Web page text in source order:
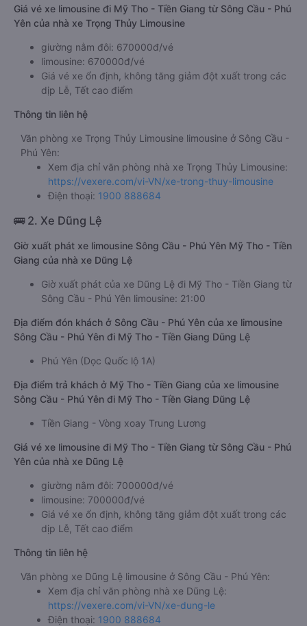
Giá vé xe limousine đi Mỹ Tho - Tiền Giang từ Sông Cầu - Phú
Yên của nhà xe Trọng Thủy Limousine
giường nằm đôi: 670000đ/vé
limousine: 670000đ/vé
Giá vé xe ổn định, không tăng giảm đột xuất trong các
dịp Lễ, Tết cao điểm
Thông tin liên hệ
Văn phòng xe Trọng Thủy Limousine limousine ở Sông Cầu -
Phú Yên:
Xem địa chỉ văn phòng nhà xe Trọng Thủy Limousine:
https://vexere.com/vi-VN/xe-trong-thuy-limousine
Điện thoại: 1900 888684
🚌 2. Xe Dũng Lệ
Giờ xuất phát xe limousine Sông Cầu - Phú Yên Mỹ Tho - Tiền
Giang của nhà xe Dũng Lệ
Giờ xuất phát của xe Dũng Lệ đi Mỹ Tho - Tiền Giang từ
Sông Cầu - Phú Yên limousine: 21:00
Địa điểm đón khách ở Sông Cầu - Phú Yên của xe limousine
Sông Cầu - Phú Yên đi Mỹ Tho - Tiền Giang Dũng Lệ
Phú Yên (Dọc Quốc lộ 1A)
Địa điểm trả khách ở Mỹ Tho - Tiền Giang của xe limousine
Sông Cầu - Phú Yên đi Mỹ Tho - Tiền Giang Dũng Lệ
Tiền Giang - Vòng xoay Trung Lương
Giá vé xe limousine đi Mỹ Tho - Tiền Giang từ Sông Cầu - Phú
Yên của nhà xe Dũng Lệ
giường nằm đôi: 700000đ/vé
limousine: 700000đ/vé
Giá vé xe ổn định, không tăng giảm đột xuất trong các
dịp Lễ, Tết cao điểm
Thông tin liên hệ
Văn phòng xe Dũng Lệ limousine ở Sông Cầu - Phú Yên:
Xem địa chỉ văn phòng nhà xe Dũng Lệ:
https://vexere.com/vi-VN/xe-dung-le
Điện thoại: 1900 888684